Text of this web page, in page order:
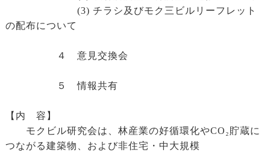
(3) チラシ及びモク三ビルリーフレット
の配布について
４ 意見交換会
５ 情報共有
【内 容】
モクビル研究会は、林産業の好循環化やCO₂貯蔵に
つながる建築物、および非住宅・中大規模